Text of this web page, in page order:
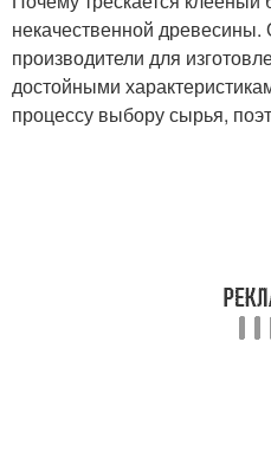
некачественной древесины.
производители для
достойными
процессу выбору сырья,